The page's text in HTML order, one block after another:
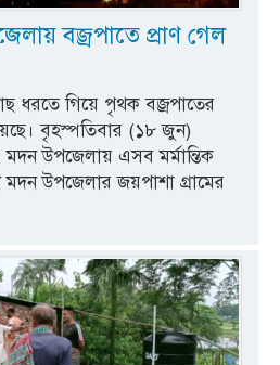
বজ্রপাতে প্রাণ গেল
ধরতে গিয়ে পৃথক বজ্রপাতের
বৃহস্পতিবার (১৮ জুন)
উপজেলায় এসব মর্মান্তিক
মদন উপজেলার জয়পাশা গ্রামের